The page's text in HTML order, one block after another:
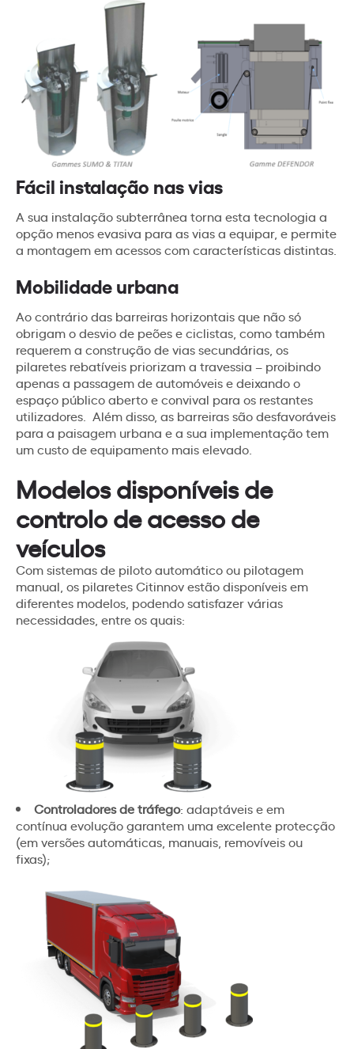
Fácil instalação nas vias
A sua instalação subterrânea torna esta tecnologia a
opção menos evasiva para as vias a equipar, e permite
a montagem em acessos com características distintas.
Mobilidade urbana
Ao contrário das barreiras horizontais que não só
obrigam o desvio de peões e ciclistas, como também
requerem a construção de vias secundárias, os
pilaretes rebatíveis priorizam a travessia – proibindo
apenas a passagem de automóveis e deixando o
espaço público aberto e convival para os restantes
utilizadores. Além disso, as barreiras são desfavoráveis
para a paisagem urbana e a sua implementação tem
um custo de equipamento mais elevado.
Modelos disponíveis de
controlo de acesso de
veículos
Com sistemas de piloto automático ou pilotagem
manual, os pilaretes Citinnov estão disponíveis em
diferentes modelos, podendo satisfazer várias
necessidades, entre os quais:
Controladores de tráfego: adaptáveis e em
contínua evolução garantem uma excelente protecção
(em versões automáticas, manuais, removíveis ou
fixas);